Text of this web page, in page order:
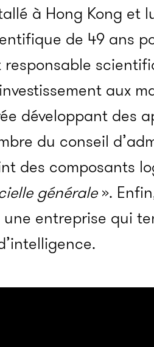
à Hong Kong et
de 49 ans
aux
développant des
du conseil
des composants
générale».
entreprise qui